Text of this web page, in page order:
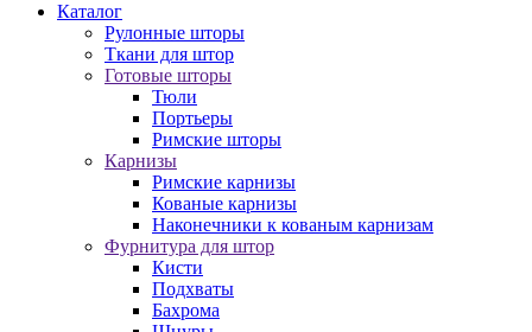
Каталог
Рулонные шторы
Ткани для штор
Готовые шторы
Тюли
Портьеры
Римские шторы
Карнизы
Римские карнизы
Кованые карнизы
Наконечники к кованым карнизам
Фурнитура для штор
Кисти
Подхваты
Бахрома